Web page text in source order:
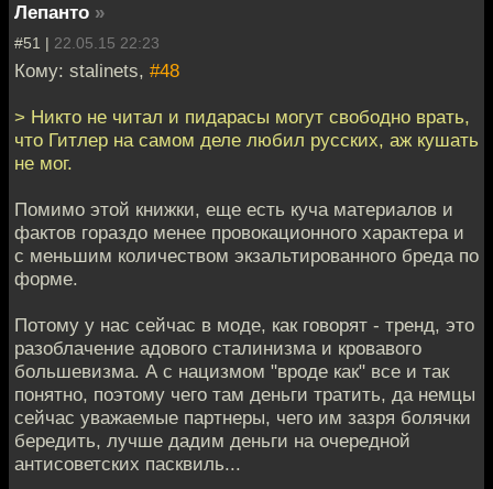
Лепанто »
#51 | 22.05.15 22:23
Кому: stalinets, #48
> Никто не читал и пидарасы могут свободно врать,
что Гитлер на самом деле любил русских, аж кушать
не мог.
Помимо этой книжки, еще есть куча материалов и
фактов гораздо менее провокационного характера и
с меньшим количеством экзальтированного бреда по
форме.
Потому у нас сейчас в моде, как говорят - тренд, это
разоблачение адового сталинизма и кровавого
большевизма. А с нацизмом "вроде как" все и так
понятно, поэтому чего там деньги тратить, да немцы
сейчас уважаемые партнеры, чего им зазря болячки
бередить, лучше дадим деньги на очередной
антисоветских пасквиль...